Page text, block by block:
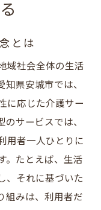
効果
城市の介護サ
現する質の高
信頼
とは
域社会全体の生活
県安城市では、
に応じた介護サー
サービスでは、
用者一人ひとりに
。たとえば、生活
、それに基づいた
組みは、利用者だ